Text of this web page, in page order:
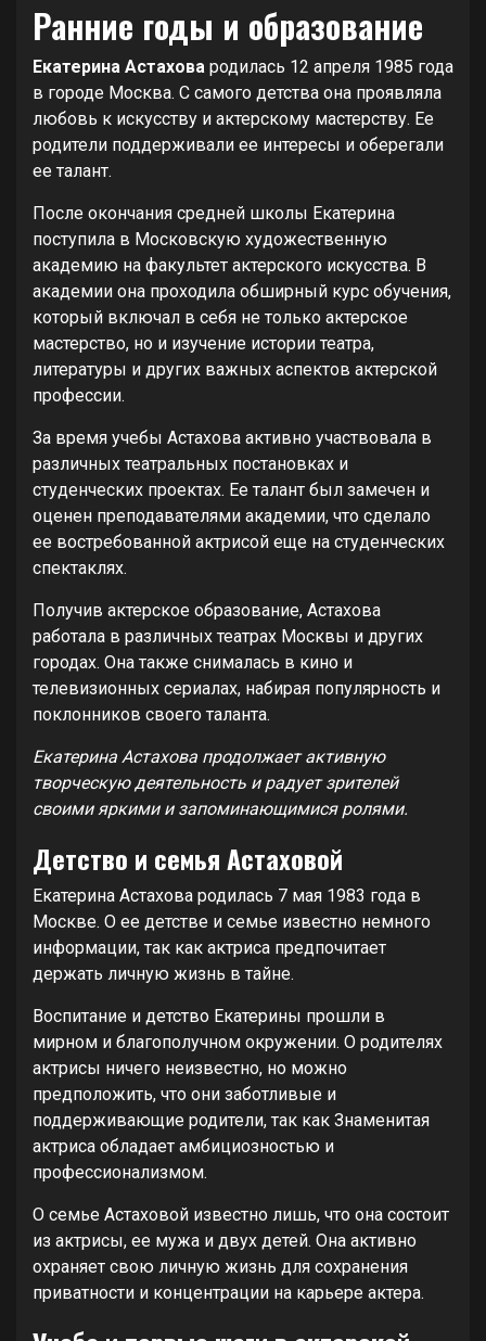
Ранние годы и образование
Екатерина Астахова родилась 12 апреля 1985 года
в городе Москва. С самого детства она проявляла
любовь к искусству и актерскому мастерству. Ее
родители поддерживали ее интересы и оберегали
ее талант.
После окончания средней школы Екатерина
поступила в Московскую художественную
академию на факультет актерского искусства. В
академии она проходила обширный курс обучения,
который включал в себя не только актерское
мастерство, но и изучение истории театра,
литературы и других важных аспектов актерской
профессии.
За время учебы Астахова активно участвовала в
различных театральных постановках и
студенческих проектах. Ее талант был замечен и
оценен преподавателями академии, что сделало
ее востребованной актрисой еще на студенческих
спектаклях.
Получив актерское образование, Астахова
работала в различных театрах Москвы и других
городах. Она также снималась в кино и
телевизионных сериалах, набирая популярность и
поклонников своего таланта.
Екатерина Астахова продолжает активную
творческую деятельность и радует зрителей
своими яркими и запоминающимися ролями.
Детство и семья Астаховой
Екатерина Астахова родилась 7 мая 1983 года в
Москве. О ее детстве и семье известно немного
информации, так как актриса предпочитает
держать личную жизнь в тайне.
Воспитание и детство Екатерины прошли в
мирном и благополучном окружении. О родителях
актрисы ничего неизвестно, но можно
предположить, что они заботливые и
поддерживающие родители, так как Знаменитая
актриса обладает амбициозностью и
профессионализмом.
О семье Астаховой известно лишь, что она состоит
из актрисы, ее мужа и двух детей. Она активно
охраняет свою личную жизнь для сохранения
приватности и концентрации на карьере актера.